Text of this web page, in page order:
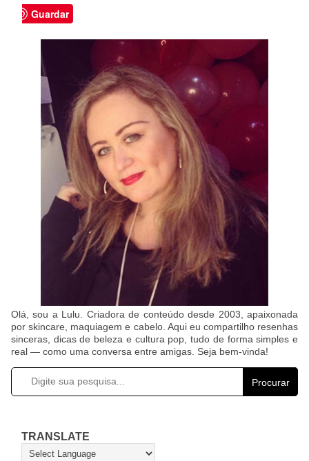
Guardar
Olá, sou a Lulu. Criadora de conteúdo desde 2003, apaixonada
por skincare, maquiagem e cabelo. Aqui eu compartilho resenhas
sinceras, dicas de beleza e cultura pop, tudo de forma simples e
real — como uma conversa entre amigas. Seja bem-vinda!
Procurar
TRANSLATE